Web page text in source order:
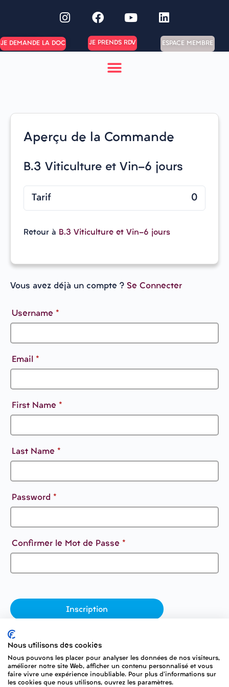
JE DEMANDE LA DOC JE PRENDS RDV ESPACE MEMBRE
Aperçu de la Commande
B.3 Viticulture et Vin-6 jours
Tarif 0
Retour à B.3 Viticulture et Vin-6 jours
Vous avez déjà un compte ? Se Connecter
Username *
Email *
First Name *
Last Name *
Password *
Confirmer le Mot de Passe *
ACCUEIL
ACCESSIBILITÉ
Nous utilisons des cookies
Nous pouvons les placer pour analyser les données de nos visiteurs,
améliorer notre site Web, afficher un contenu personnalisé et vous
faire vivre une expérience inoubliable. Pour plus d'informations sur
les cookies que nous utilisons, ouvrez les paramètres.